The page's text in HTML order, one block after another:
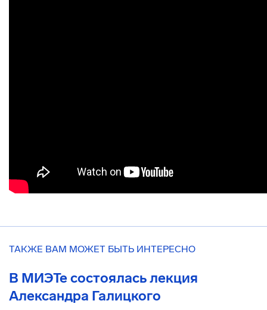
ТАКЖЕ ВАМ МОЖЕТ БЫТЬ ИНТЕРЕСНО
В МИЭТе состоялась лекция
Александра Галицкого